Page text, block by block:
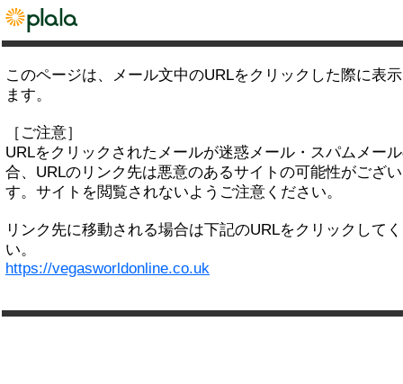
このページは、メール文中のURLをクリックした際に表
ます。
［ご注意］
URLをクリックされたメールが迷惑メール・スパムメー
合、URLのリンク先は悪意のあるサイトの可能性がござ
す。サイトを閲覧されないようご注意ください。
リンク先に移動される場合は下記のURLをクリックして
い。
https://vegasworldonline.co.uk